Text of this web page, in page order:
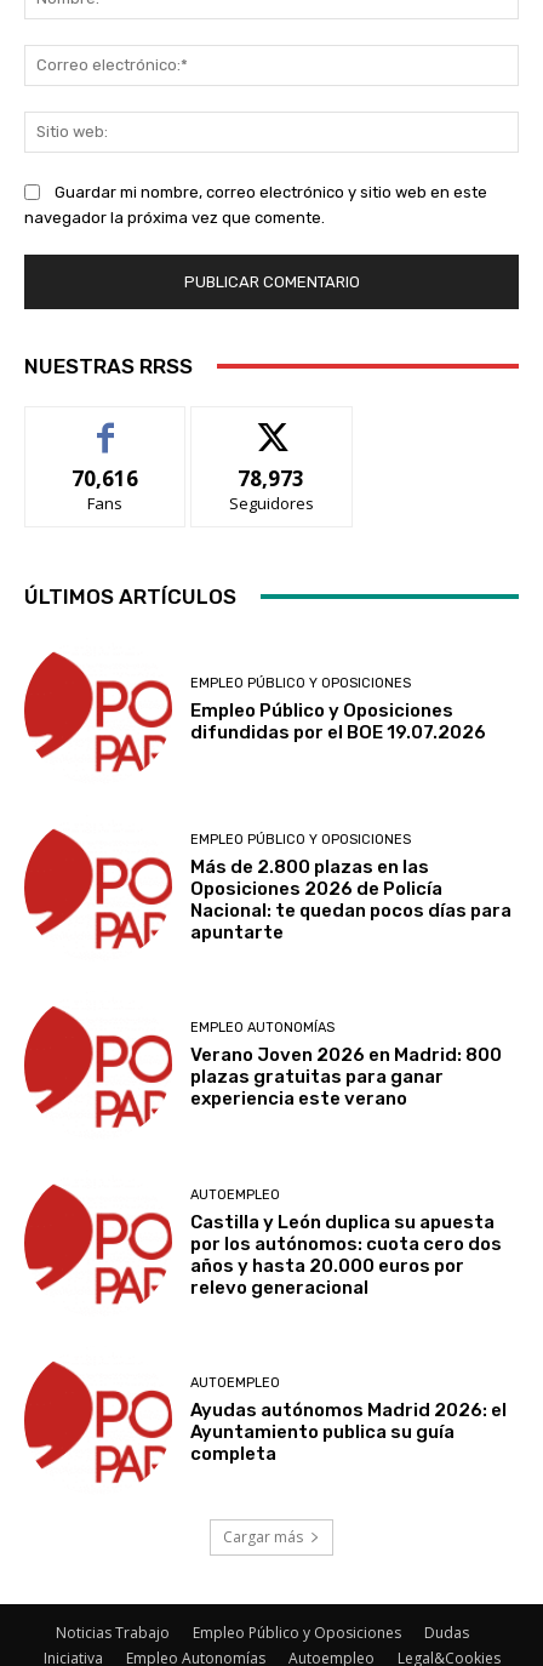
Guardar mi nombre, correo electrónico y sitio web en este
navegador la próxima vez que comente.
NUESTRAS RRSS
70,616
Fans
78,973
Seguidores
ÚLTIMOS ARTÍCULOS
EMPLEO PÚBLICO Y OPOSICIONES
Empleo Público y Oposiciones
difundidas por el BOE 19.07.2026
EMPLEO PÚBLICO Y OPOSICIONES
Más de 2.800 plazas en las
Oposiciones 2026 de Policía
Nacional: te quedan pocos días para
apuntarte
EMPLEO AUTONOMÍAS
Verano Joven 2026 en Madrid: 800
plazas gratuitas para ganar
experiencia este verano
AUTOEMPLEO
Castilla y León duplica su apuesta
por los autónomos: cuota cero dos
años y hasta 20.000 euros por
relevo generacional
AUTOEMPLEO
Ayudas autónomos Madrid 2026: el
Ayuntamiento publica su guía
completa
Cargar más
Noticias Trabajo Empleo Público y Oposiciones
Dudas
Iniciativa
Empleo Autonomías Autoempleo Legal&Cookies